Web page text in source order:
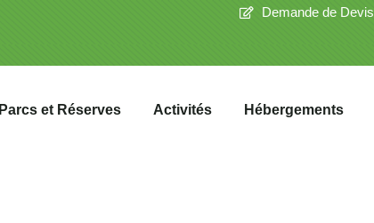
Demande de Devis
Parcs et Réserves Activités Hébergements